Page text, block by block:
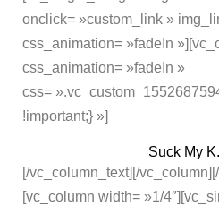
onclick= »custom_link »
css_animation= »fadeIn
css_animation= »fadeIn »
css=
!important;} »]
Suck My
[/vc_column_text][/
[vc_column width= »1/